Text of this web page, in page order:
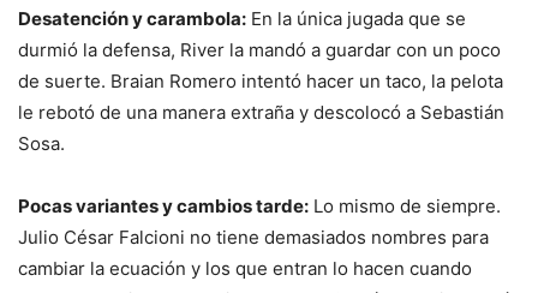
Desatención y carambola: En la única jugada que se
durmió la defensa, River la mandó a guardar con un poco
de suerte. Braian Romero intentó hacer un taco, la pelota
le rebotó de una manera extraña y descolocó a Sebastián
Sosa.
Pocas variantes y cambios tarde: Lo mismo de siempre.
Julio César Falcioni no tiene demasiados nombres para
cambiar la ecuación y los que entran lo hacen cuando